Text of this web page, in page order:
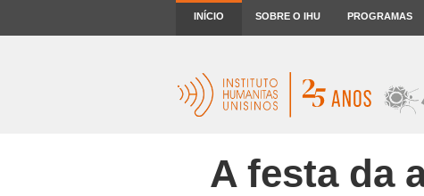
INÍCIO SOBRE O IHU PROGRAMAS
A festa da